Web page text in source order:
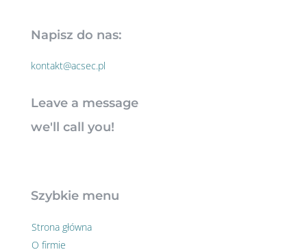
Napisz do nas:
kontakt@acsec.pl
Leave a message
we'll call you!
Szybkie menu
Strona główna
O firmie